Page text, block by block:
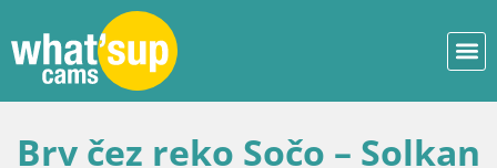
Brv čez reko Sočo – Solkan